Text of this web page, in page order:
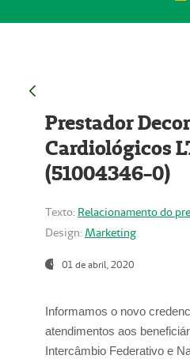
Prestador
Cardiológicos
(51004346-0)
Texto: Relacionamento do
Design: Marketing
01 de abril, 2020
Informamos o novo
atendimentos aos
Intercâmbio Federativo e